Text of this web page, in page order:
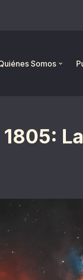
Somos
La